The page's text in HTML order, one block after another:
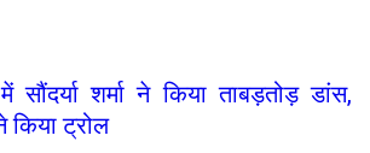
शर्मा ने किया ताबड़तोड़ डांस,
किया ट्रोल